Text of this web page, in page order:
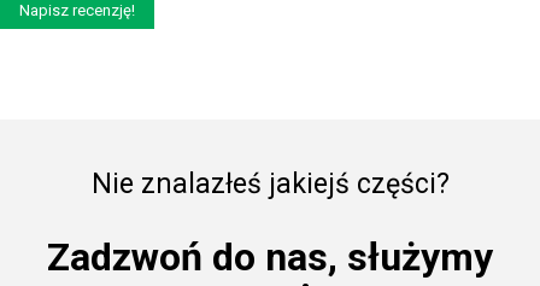
Napisz recenzję!
Nie znalazłeś jakiejś części?
Zadzwoń do nas, służymy